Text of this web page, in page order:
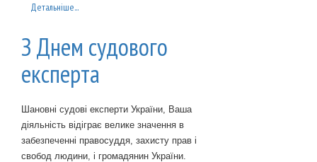
Детальніше...
З Днем судового
експерта
Шановні судові експерти України, Ваша
діяльність відіграє велике значення в
забезпеченні правосуддя, захисту прав і
свобод людини, і громадянин України.